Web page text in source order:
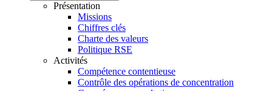
Présentation
Missions
Chiffres clés
Charte des valeurs
Politique RSE
Activités
Compétence contentieuse
Contrôle des opérations de concentration